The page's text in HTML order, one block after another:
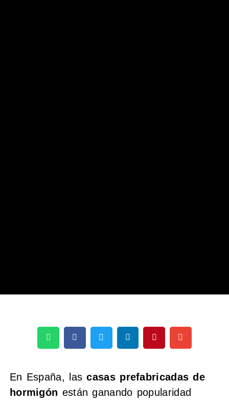
En España, lascasas prefabricadas de
hormigón están ganando popularidad